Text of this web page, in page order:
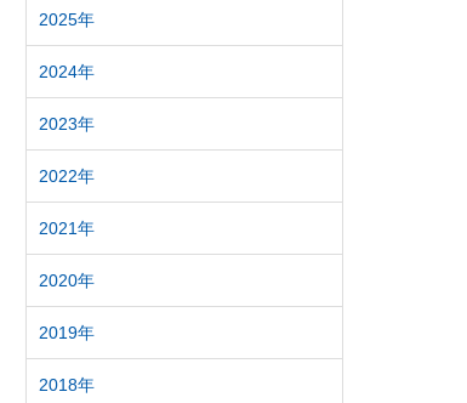
2025年
2024年
2023年
2022年
2021年
2020年
2019年
2018年